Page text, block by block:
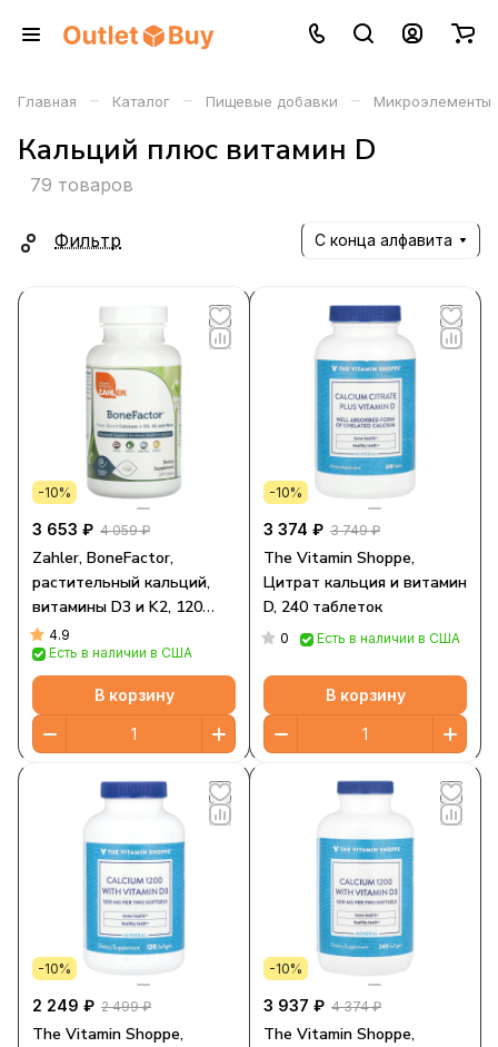
Главная – Каталог – Пищевые добавки – Микроэлементы
Кальций плюс витамин D
79 товаров
Фильтр С конца алфавита
-10%
3 653 ₽ 4 059 ₽
Zahler, BoneFactor,
растительный кальций,
витамины D3 и K2, 120
таблеток
4.9
Есть в наличии в США
В корзину
-10%
3 374 ₽ 3 749 ₽
The Vitamin Shoppe,
Цитрат кальция и витамин
D, 240 таблеток
0 Есть в наличии в США
В корзину
-10%
2 249 ₽ 2 499 ₽
The Vitamin Shoppe,
-10%
3 937 ₽ 4 374 ₽
The Vitamin Shoppe,